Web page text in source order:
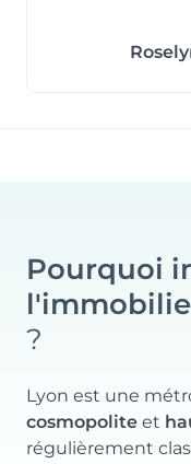
Pourquoi
?
Lyon est une
cosmopolite et
régulièrement